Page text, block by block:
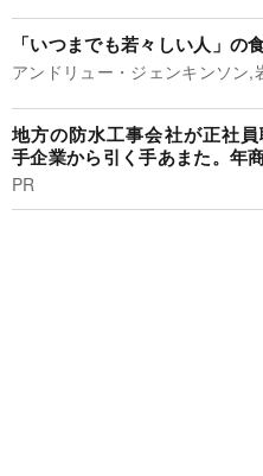
「いつまでも若々しい人」の
アンドリュー・ジェンキンソン,
地方の防水工事会社が正社
手企業から引く手あまた。年
PR